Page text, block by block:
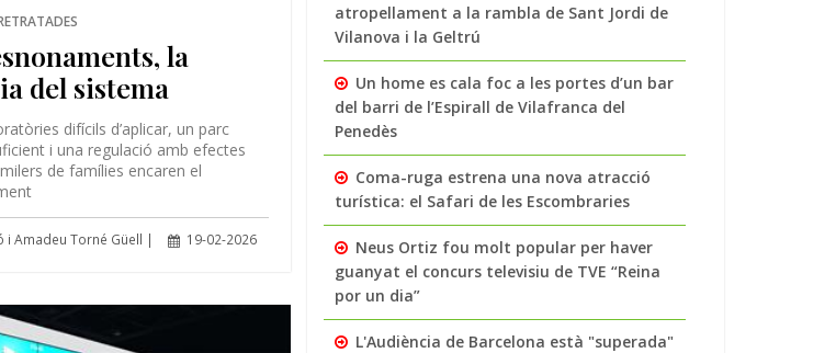
la
del sistema
difícils d’aplicar, un parc
i una regulació amb efectes
de famílies encaren el
i Amadeu Torné Güell | 19-02-2026
atropellament a la rambla de Sant Jordi de
Vilanova i la Geltrú
Un home es cala foc a les portes d’un bar
del barri de l’Espirall de Vilafranca del
Penedès
Coma-ruga estrena una nova atracció
turística: el Safari de les Escombraries
Neus Ortiz fou molt popular per haver
guanyat el concurs televisiu de TVE “Reina
por un dia”
L'Audiència de Barcelona està "superada"